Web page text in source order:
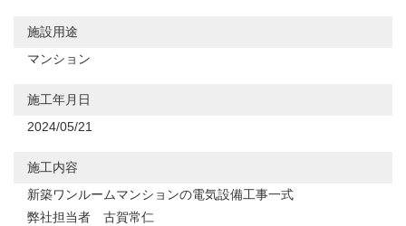
施設用途
マンション
施工年月日
2024/05/21
施工内容
新築ワンルームマンションの電気設備工事一式
弊社担当者 古賀常仁